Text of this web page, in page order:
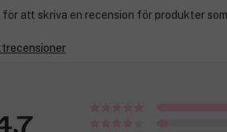
att skriva en recension för produkter